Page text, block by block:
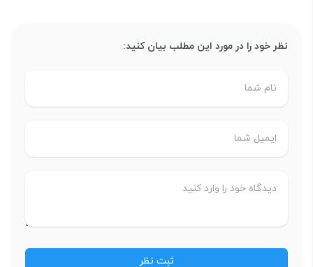
نظر خود را در مورد این مطلب بیان کنید: